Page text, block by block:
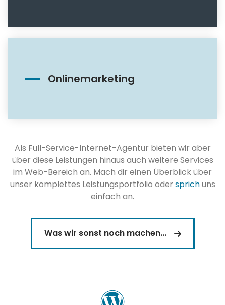
Onlinemarketing
Als Full-Service-Internet-Agentur bieten wir aber
über diese Leistungen hinaus auch weitere Services
im Web-Bereich an. Mach dir einen Überblick über
unser komplettes Leistungsportfolio oder sprichuns
einfach an.
Was wir sonst noch machen...